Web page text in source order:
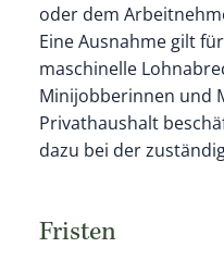
oder dem
Eine Ausnahme gilt
maschinelle
Minijobberinnen und
Privathaushalt
dazu bei der
Fristen